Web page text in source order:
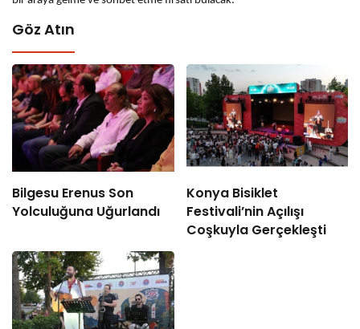
Göz Atın
Bilgesu Erenus Son
Yolculuğuna Uğurlandı
Konya Bisiklet
Festivali’nin Açılışı
Coşkuyla Gerçekleşti